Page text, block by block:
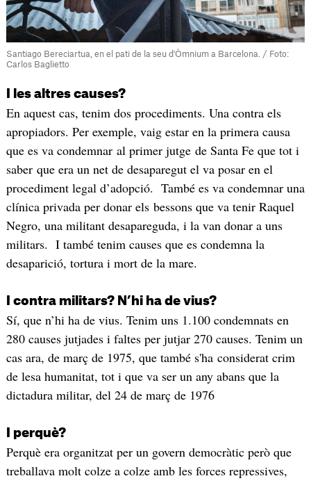
Santiago Bereciartua, en el pati de la seu d'Òmnium a Barcelona. / Foto:
Carlos Baglietto
I les altres causes?
En aquest cas, tenim dos procediments. Una contra els
apropiadors. Per exemple, vaig estar en la primera causa
que es va condemnar al primer jutge de Santa Fe que tot i
saber que era un net de desaparegut el va posar en el
procediment legal d’adopció. També es va condemnar una
clínica privada per donar els bessons que va tenir Raquel
Negro, una militant desapareguda, i la van donar a uns
militars. I també tenim causes que es condemna la
desaparició, tortura i mort de la mare.
I contra militars? N’hi ha de vius?
Sí, que n’hi ha de vius. Tenim uns 1.100 condemnats en
280 causes jutjades i faltes per jutjar 270 causes. Tenim un
cas ara, de març de 1975, que també s'ha considerat crim
de lesa humanitat, tot i que va ser un any abans que la
dictadura militar, del 24 de març de 1976
I perquè?
Perquè era organitzat per un govern democràtic però que
treballava molt colze a colze amb les forces repressives,